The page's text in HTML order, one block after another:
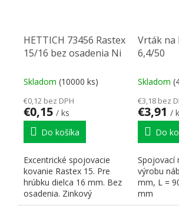
HETTICH 73456 Rastex
15/16 bez osadenia Ni
Skladom (10000 ks)
€0,12 bez DPH
€0,15 / ks
Do košíka
Excentrické spojovacie
kovanie Rastex 15. Pre
hrúbku dielca 16 mm. Bez
osadenia. Zinkový
odliatok.
Vrták na
6,4/50
Skladom
€3,18 bez
€3,91 /
Do
Spojovací
výrobu
mm, L =
mm